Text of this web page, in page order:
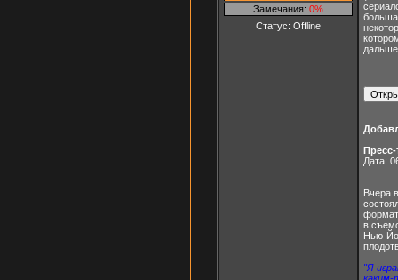
Замечания: 0%
Статус: Offline
Пресс-
Дата:
Вчера
в
Нью-
"Я